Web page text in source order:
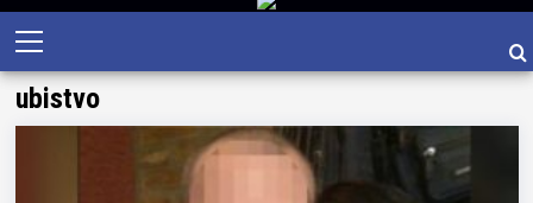
Skip
to
content
Primary
Menu
ubistvo